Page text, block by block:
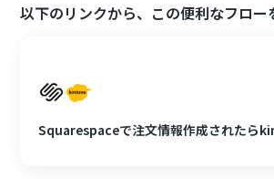
以下のリンクから、この便利なフロー
Squarespaceで注文情報作成されたら